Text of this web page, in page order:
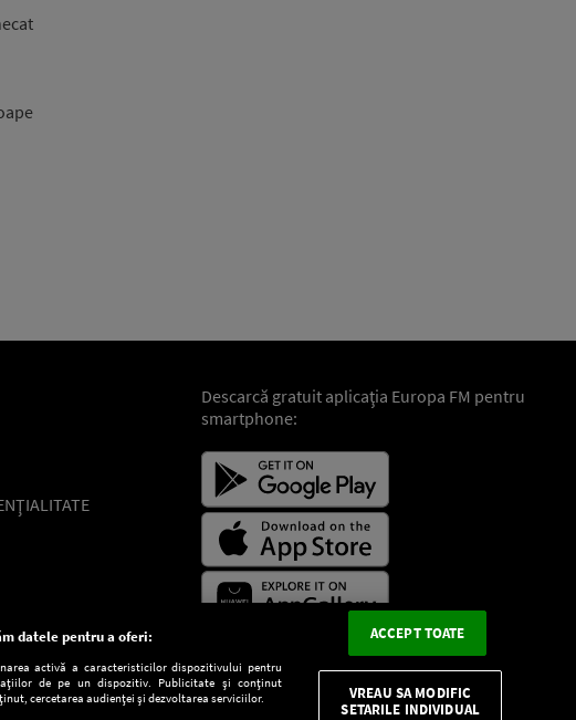
Descarcă gratuit aplicaţia Europa FM pentru
smartphone:
datele pentru a oferi:
activă a caracteristicilor dispozitivului pentru
de pe un dispozitiv. Publicitate și conținut
cercetarea audienței și dezvoltarea serviciilor.
ACCEPT TOATE
VREAU SA MODIFIC
SETARILE INDIVIDUAL